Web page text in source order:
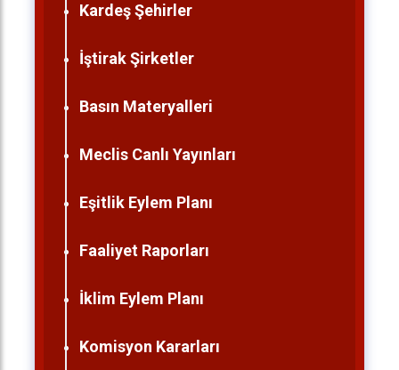
Kardeş Şehirler
İştirak Şirketler
Basın Materyalleri
Meclis Canlı Yayınları
Eşitlik Eylem Planı
Faaliyet Raporları
İklim Eylem Planı
Komisyon Kararları